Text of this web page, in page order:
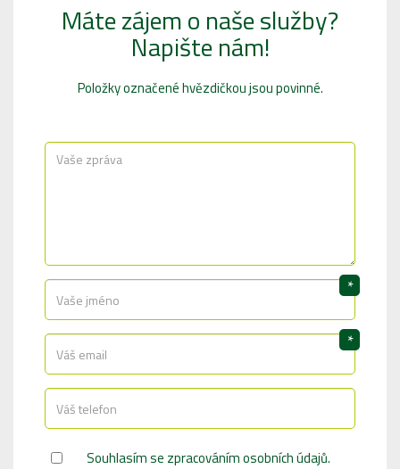
Máte zájem o naše služby?
Napište nám!
Položky označené hvězdičkou jsou povinné.
*
*
Souhlasím se zpracováním osobních údajů.